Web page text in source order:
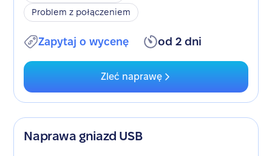
Problem z połączeniem
Zapytaj o wycenę od 2 dni
Zleć naprawę
Naprawa gniazd USB